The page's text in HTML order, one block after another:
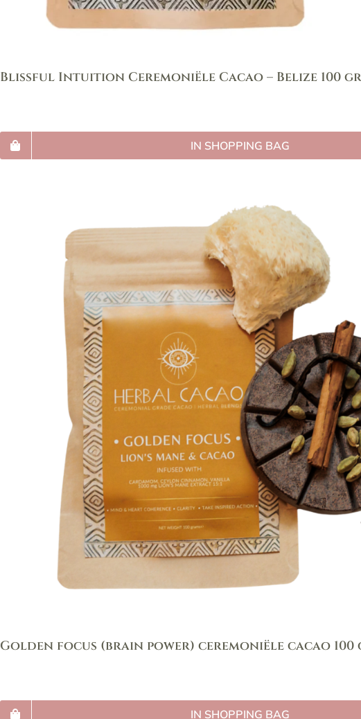
Blissful Intuition Ceremoniële Cacao – Belize 100
IN SHOPPING BAG
Golden focus (brain power) ceremoniële cacao 100
IN SHOPPING BAG